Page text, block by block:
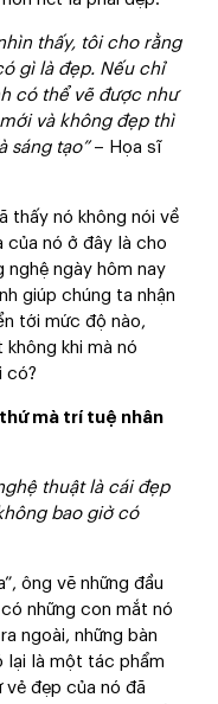
thấy, tôi cho rằng
gì là đẹp. Nếu chỉ
có thể vẽ được như
và không đẹp thì
sáng tạo”– Họa sĩ
thấy nó không nói về
của nó ở đây là cho
nghệ ngày hôm nay
giúp chúng ta nhận
tới mức độ nào,
khi mà nó
có?
mà trí tuệ nhân
thuật là cái đẹp
bao giờ có
ông vẽ những đầu
những con mắt nó
ngoài, những bàn
lại là một tác phẩm
vẻ đẹp của nó đã